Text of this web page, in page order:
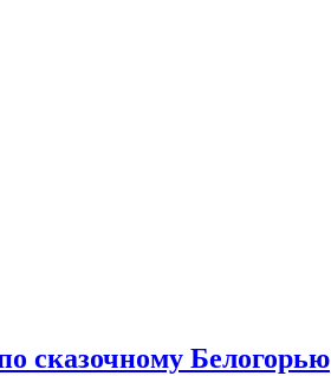
сказочному Белогорью